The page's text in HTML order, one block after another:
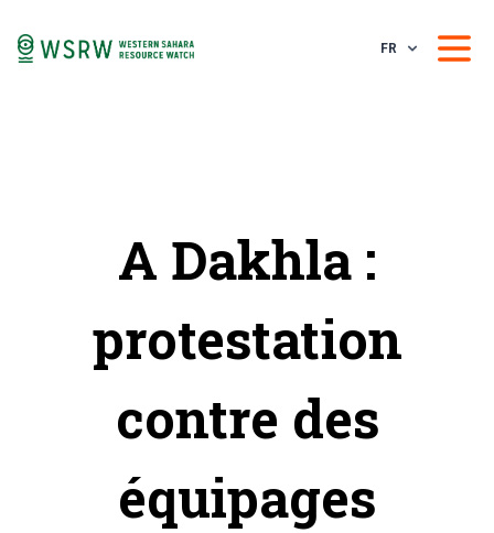
FR
A Dakhla :
protestation
contre des
équipages